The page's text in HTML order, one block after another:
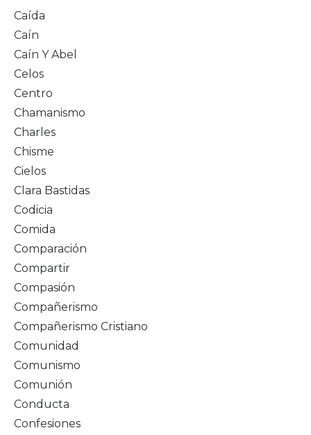
Caída
Caín
Caín Y Abel
Celos
Centro
Chamanismo
Charles
Chisme
Cielos
Clara Bastidas
Codicia
Comida
Comparación
Compartir
Compasión
Compañerismo
Compañerismo Cristiano
Comunidad
Comunismo
Comunión
Conducta
Confesiones